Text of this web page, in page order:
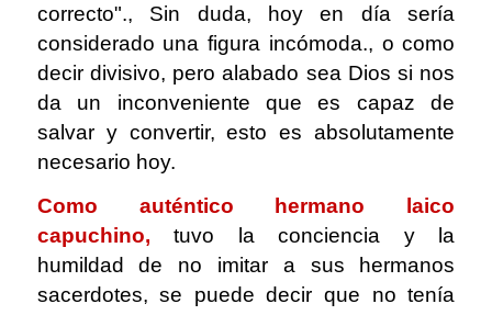
correcto"., Sin duda, hoy en día sería
considerado una figura incómoda., o como
decir divisivo, pero alabado sea Dios si nos
da un inconveniente que es capaz de
salvar y convertir, esto es absolutamente
necesario hoy.
Como auténtico hermano laico
capuchino, tuvo la conciencia y la
humildad de no imitar a sus hermanos
sacerdotes, se puede decir que no tenía